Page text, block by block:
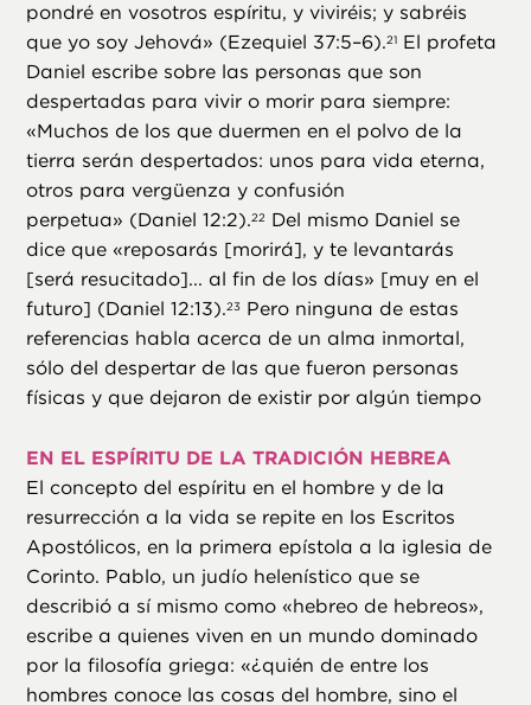
pondré en vosotros espíritu, y viviréis; y sabréis
que yo soy Jehová» (Ezequiel 37:5–6).21 El profeta
Daniel escribe sobre las personas que son
despertadas para vivir o morir para siempre:
«Muchos de los que duermen en el polvo de la
tierra serán despertados: unos para vida eterna,
otros para vergüenza y confusión
perpetua» (Daniel 12:2).22
Del mismo Daniel se
dice que «reposarás [morirá], y te levantarás
[será resucitado]... al fin de los días» [muy en el
futuro] (Daniel 12:13).23
Pero ninguna de estas
referencias habla acerca de un alma inmortal,
sólo del despertar de las que fueron personas
físicas y que dejaron de existir por algún tiempo
EN EL ESPÍRITU DE LA TRADICIÓN HEBREA
El concepto del espíritu en el hombre y de la
resurrección a la vida se repite en los Escritos
Apostólicos, en la primera epístola a la iglesia de
Corinto. Pablo, un judío helenístico que se
describió a sí mismo como «hebreo de hebreos»,
escribe a quienes viven en un mundo dominado
por la filosofía griega: «¿quién de entre los
hombres conoce las cosas del hombre, sino el